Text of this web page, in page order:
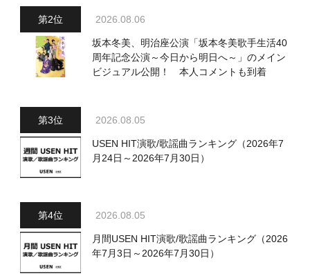
2026.08.06
坂本冬美、明治座公演「坂本冬美歌手生活40
周年記念公演～今日から明日へ～」のメイン
ビジュアル公開！ 本人コメントも到着
2026.08.05
USEN HIT演歌/歌謡曲ランキング（2026年7
月24日～2026年7月30日）
2026.08.05
月間USEN HIT演歌/歌謡曲ランキング（2026
年7月3日～2026年7月30日）